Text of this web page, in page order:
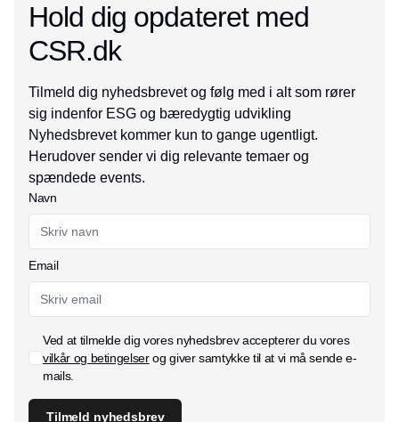
Hold dig opdateret med
CSR.dk
Tilmeld dig nyhedsbrevet og følg med i alt som rører
sig indenfor ESG og bæredygtig udvikling
Nyhedsbrevet kommer kun to gange ugentligt.
Herudover sender vi dig relevante temaer og
spændede events.
Navn
Email
Ved at tilmelde dig vores nyhedsbrev accepterer du vores
vilkår og betingelserog giver samtykke til at vi må sende e-
mails.
Tilmeld nyhedsbrev